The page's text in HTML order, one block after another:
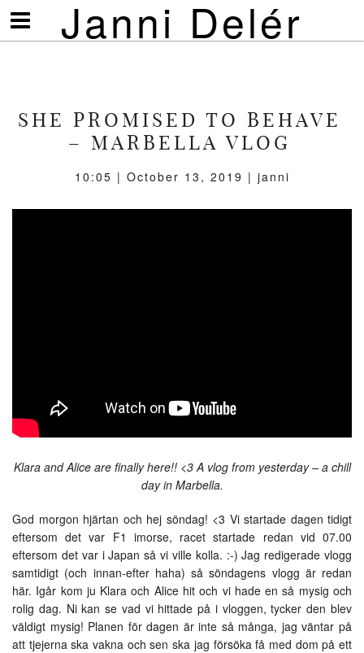
Janni Delér
Visa/göm
meny
SHE PROMISED TO BEHAVE
– MARBELLA VLOG
10:05 | October 13, 2019 | janni
Klara and Alice are finally here!! <3 A vlog from yesterday – a chill
day in Marbella.
God morgon hjärtan och hej söndag! <3 Vi startade dagen tidigt
eftersom det var F1 imorse, racet startade redan vid 07.00
eftersom det var i Japan så vi ville kolla. :-) Jag redigerade vlogg
samtidigt (och innan-efter haha) så söndagens vlogg är redan
här. Igår kom ju Klara och Alice hit och vi hade en så mysig och
rolig dag. Ni kan se vad vi hittade på i vloggen, tycker den blev
väldigt mysig! Planen för dagen är inte så många, jag väntar på
att tjejerna ska vakna och sen ska jag försöka få med dom på ett